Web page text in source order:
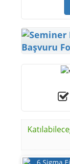
Başvuru